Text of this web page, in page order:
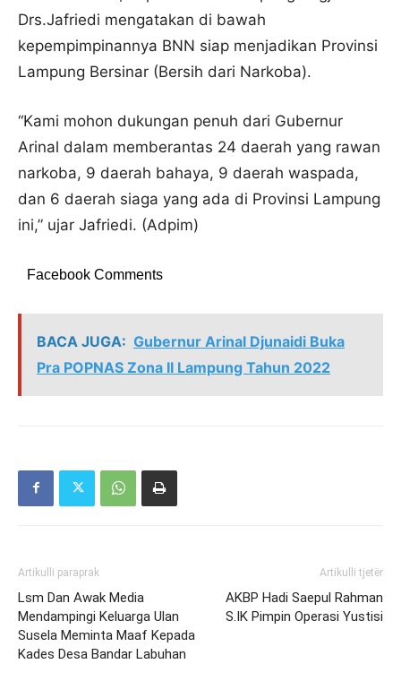
Drs.Jafriedi mengatakan di bawah
kepempimpinannya BNN siap menjadikan Provinsi
Lampung Bersinar (Bersih dari Narkoba).
“Kami mohon dukungan penuh dari Gubernur
Arinal dalam memberantas 24 daerah yang rawan
narkoba, 9 daerah bahaya, 9 daerah waspada,
dan 6 daerah siaga yang ada di Provinsi Lampung
ini,” ujar Jafriedi. (Adpim)
Facebook Comments
BACA JUGA: Gubernur Arinal Djunaidi Buka
Pra POPNAS Zona II Lampung Tahun 2022
Artikulli paraprak
Lsm Dan Awak Media
Mendampingi Keluarga Ulan
Susela Meminta Maaf Kepada
Kades Desa Bandar Labuhan
Artikulli tjetër
AKBP Hadi Saepul Rahman
S.IK Pimpin Operasi Yustisi